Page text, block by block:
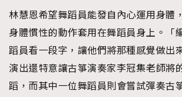
林慧恩希望舞蹈員能發自內心運用身體
身體慣性的動作套用在舞蹈員身上。「
蹈員看一段字，讓他們將那種感覺做出
演出還特意讓古箏演奏家李冠集老師將
蹈，而其中一位舞蹈員則會嘗試彈奏古